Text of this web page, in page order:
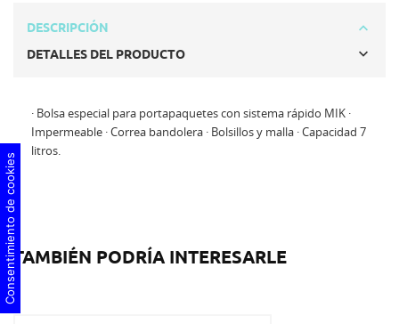
DESCRIPCIÓN
DETALLES DEL PRODUCTO
· Bolsa especial para portapaquetes con sistema rápido MIK ·
Impermeable · Correa bandolera · Bolsillos y malla · Capacidad 7
litros.
TAMBIÉN PODRÍA INTERESARLE
Consentimiento de cookies